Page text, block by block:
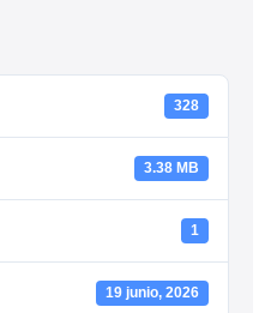
328
3.38 MB
1
19 junio, 2026